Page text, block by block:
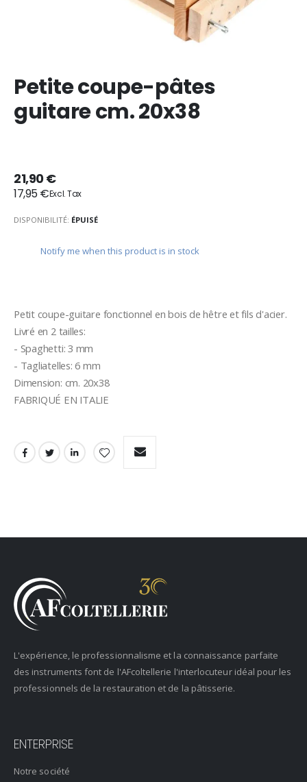
Petite coupe-pâtes
guitare cm. 20x38
21,90 €
17,95 €
DISPONIBILITÉ: ÉPUISÉ
Notify me when this product is in stock
Petit coupe-guitare fonctionnel en bois de hêtre et fils d'acier.
Livré en 2 tailles:
- Spaghetti: 3 mm
- Tagliatelles: 6 mm
Dimension: cm. 20x38
FABRIQUÉ EN ITALIE
L'expérience, le professionnalisme et la connaissance parfaite
des instruments font de l'AFcoltellerie l'interlocuteur idéal pour les
professionnels de la restauration et de la pâtisserie.
ENTERPRISE
Notre société